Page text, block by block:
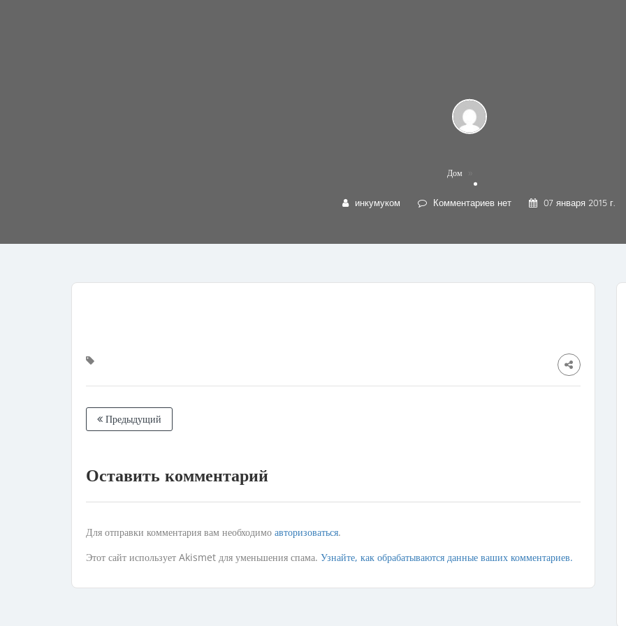
Дом
инкумуком Комментариев нет 07 января 2015 г.
Предыдущий
Оставить комментарий
Для отправки комментария вам необходимо авторизоваться.
Этот сайт использует Akismet для уменьшения спама. Узнайте, как обрабатываются данные ваших комментариев.